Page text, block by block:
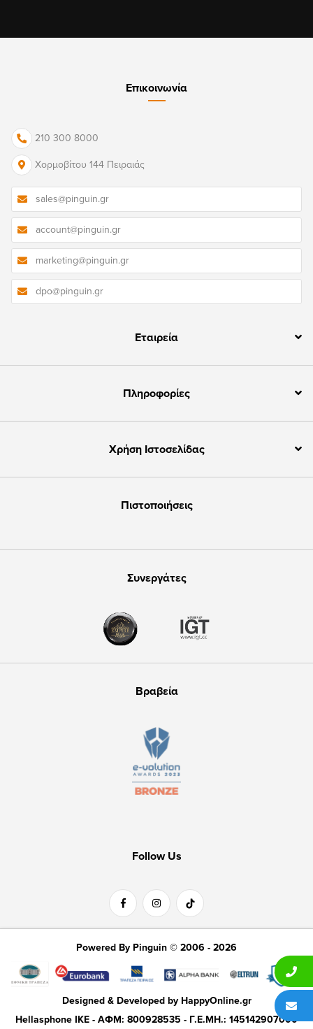
Επικοινωνία
210 300 8000
Χορμοβίτου 144 Πειραιάς
sales@pinguin.gr
account@pinguin.gr
marketing@pinguin.gr
dpo@pinguin.gr
Εταιρεία
Πληροφορίες
Χρήση Ιστοσελίδας
Πιστοποιήσεις
Συνεργάτες
Βραβεία
Follow Us
Powered By Pinguin © 2006 - 2026
Designed & Developed by HappyOnline.gr
Hellasphone IKE - ΑΦΜ: 800928535 - Γ.Ε.ΜΗ.: 145142907000